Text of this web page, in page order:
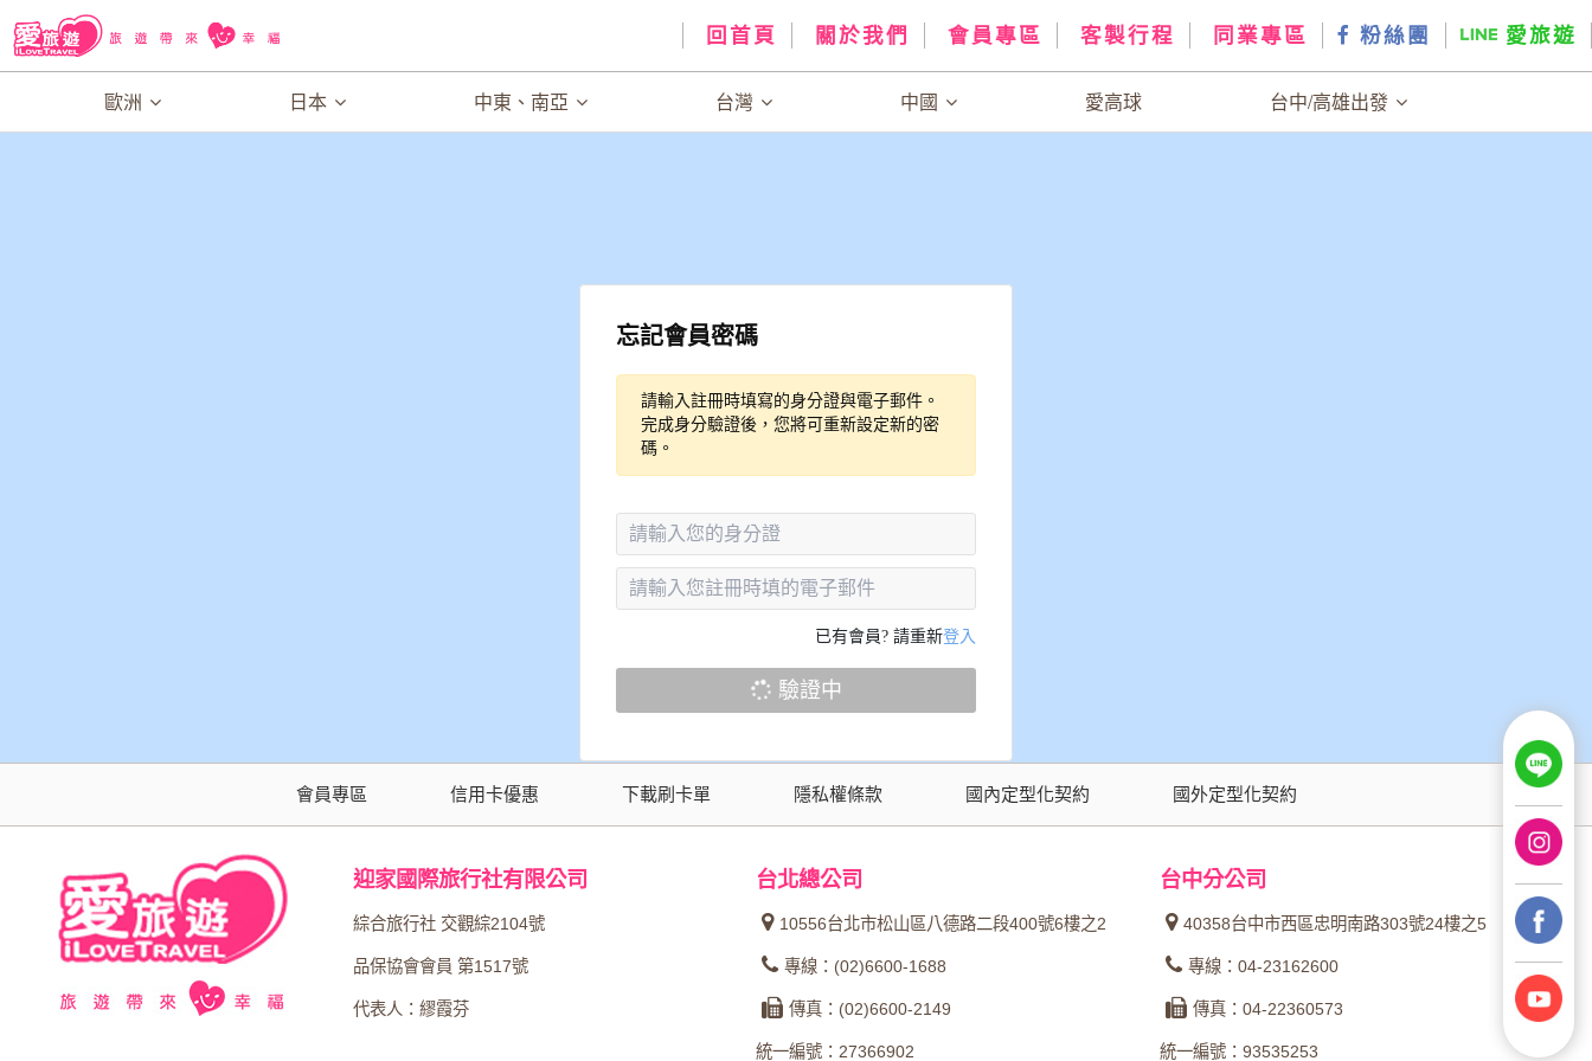
回首頁 關於我們 會員專區 客製行程 同業專區 粉絲團 愛旅遊
歐洲 日本 中東、南亞 台灣 中國 愛高球 台中/高雄出發
忘記會員密碼
請輸入註冊時填寫的身分證與電子郵件。
完成身分驗證後，您將可重新設定新的密
碼。
已有會員? 請重新登入
驗證中
會員專區 信用卡優惠 下載刷卡單 隱私權條款 國內定型化契約 國外定型化契約
迎家國際旅行社有限公司
綜合旅行社 交觀綜2104號
品保協會會員 第1517號
代表人：繆霞芬
台北總公司
10556台北市松山區八德路二段400號6樓之2
專線：(02)6600-1688
傳真：(02)6600-2149
統一編號：27366902
台中分公司
40358台中市西區忠明南路303號24樓之5
專線：04-23162600
傳真：04-22360573
統一編號：93535253